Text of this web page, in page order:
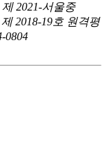
2021-서울중
2018-19호 원격평
0804